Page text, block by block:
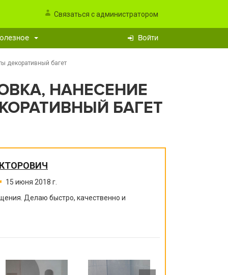
Связаться с администратором
Войти
декоративный багет
НАНЕСЕНИЕ
БАГЕТ
15 июня 2018 г.
Делаю быстро, качественно и